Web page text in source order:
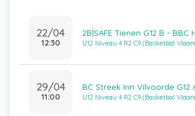
22/04
12:30
2B|SAFE Tienen G12 B - BBC
U12 Niveau 4 R2 C9 (Basketbal
29/04
11:00
BC Streek Inn Vilvoorde G12
U12 Niveau 4 R2 C9 (Basketbal